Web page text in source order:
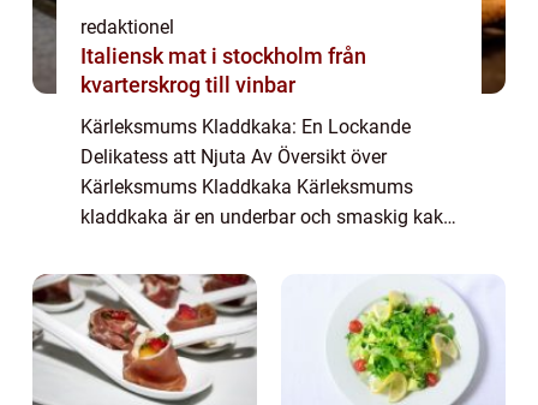
redaktionel
Italiensk mat i stockholm från
kvarterskrog till vinbar
Kärleksmums Kladdkaka: En Lockande
Delikatess att Njuta Av Översikt över
Kärleksmums Kladdkaka Kärleksmums
kladdkaka är en underbar och smaskig kaka
sin kladdiga och chokladiga smak som får
smaklökarna att dan...